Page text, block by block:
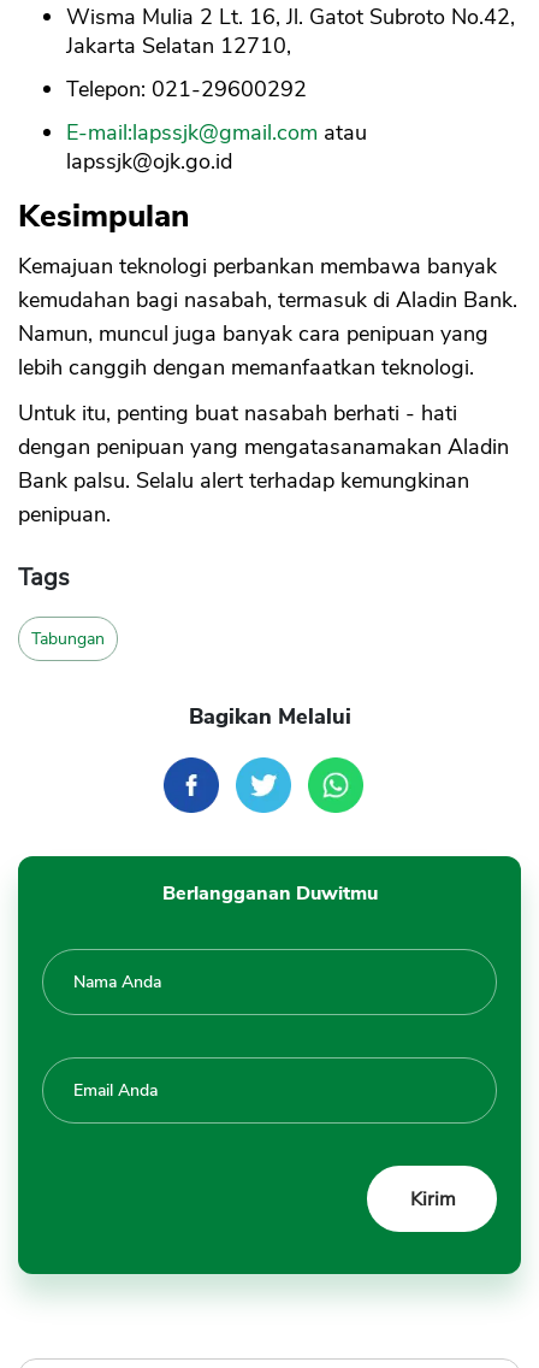
Wisma Mulia 2 Lt. 16, Jl. Gatot Subroto No.42,
Jakarta Selatan 12710,
Telepon: 021-29600292
E-mail:lapssjk@gmail.com atau
lapssjk@ojk.go.id
Kesimpulan
Kemajuan teknologi perbankan membawa banyak
kemudahan bagi nasabah, termasuk di Aladin Bank.
Namun, muncul juga banyak cara penipuan yang
lebih canggih dengan memanfaatkan teknologi.
Untuk itu, penting buat nasabah berhati - hati
dengan penipuan yang mengatasanamakan Aladin
Bank palsu. Selalu alert terhadap kemungkinan
penipuan.
Tags
Tabungan
Bagikan Melalui
Berlangganan Duwitmu